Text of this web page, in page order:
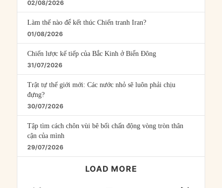
02/08/2026
Làm thế nào để kết thúc Chiến tranh Iran?
01/08/2026
Chiến lược kế tiếp của Bắc Kinh ở Biển Đông
31/07/2026
Trật tự thế giới mới: Các nước nhỏ sẽ luôn phải chịu
đựng?
30/07/2026
Tập tìm cách chôn vùi bê bối chấn động vòng tròn thân
cận của mình
29/07/2026
LOAD MORE